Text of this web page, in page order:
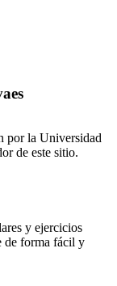
por la Universidad
de este sitio.
y ejercicios
de forma fácil y